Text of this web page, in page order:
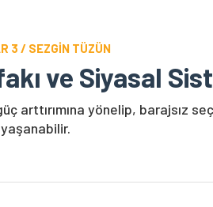
3 / SEZGİN TÜZÜN
ve Siyasal
arttırımına yönelip, barajsız